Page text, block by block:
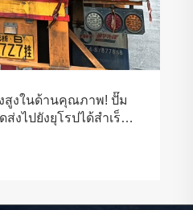
สูงในด้านคุณภาพ! ปั๊ม
งไปยังยุโรปได้สำเร็จ